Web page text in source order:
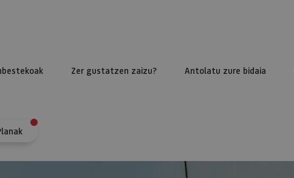
Zer gustatzen zaizu? Antolatu zure bidaia